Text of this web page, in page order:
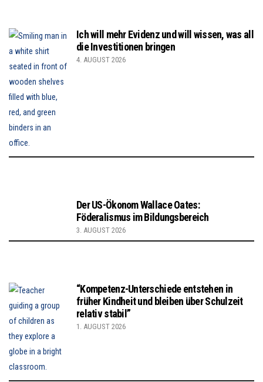
Ich will mehr Evidenz und will wissen, was all
die Investitionen bringen
4. AUGUST 2026
Der US-Ökonom Wallace Oates:
Föderalismus im Bildungsbereich
3. AUGUST 2026
“Kompetenz-Unterschiede entstehen in
früher Kindheit und bleiben über Schulzeit
relativ stabil”
1. AUGUST 2026